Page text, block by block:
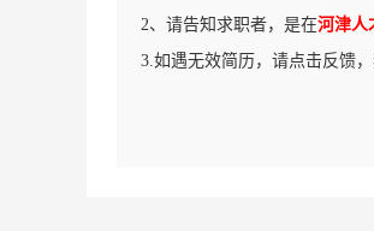
2、请告知求职者，是在河津人
3.如遇无效简历，请点击反馈